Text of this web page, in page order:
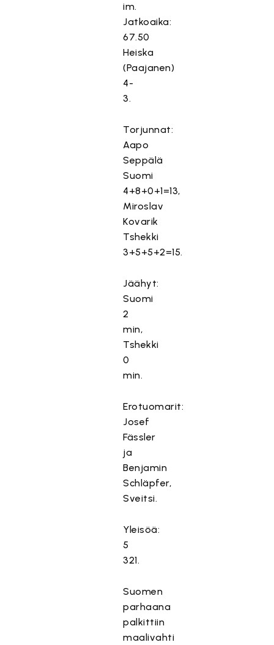
im.
Jatkoaika:
67.50
Heiska
(Paajanen)
4-
3.
Torjunnat:
Aapo
Seppälä
Suomi
4+8+0+1=13,
Miroslav
Kovarik
Tshekki
3+5+5+2=15.
Jäähyt:
Suomi
2
min,
Tshekki
0
min.
Erotuomarit:
Josef
Fässler
ja
Benjamin
Schläpfer,
Sveitsi.
Yleisöä:
5
321.
Suomen
parhaana
palkittiin
maalivahti